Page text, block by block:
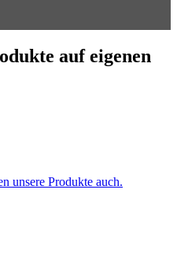
auf eigenen